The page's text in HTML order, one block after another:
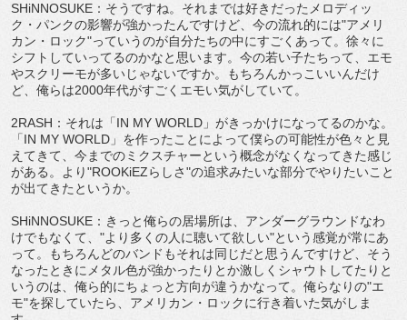
SHiNNOSUKE：そうですね。それまでは好きだったメロディッ
ク・パンクの影響が強かったんですけど、今の流れ的には"アメリ
カン・ロック"っていうのが自分たちの中にすごくあって。徐々に
シフトしていってるのかなと思います。今の若い子たちって、エモ
やスクリーモが多いじゃないですか。もちろんかっこいいんだけ
ど、俺らは2000年代がすごくエモい気がしていて。
2RASH：それは「IN MY WORLD」がきっかけになってるのかな。
「IN MY WORLD」を作ったことによって僕らの可能性が色々と見
えてきて、今までのミクスチャーという概念がなくなってきた感じ
がある。より"ROOKiEZらしさ"の追求みたいな部分でやりたいこと
が出てきたというか。
SHiNNOSUKE：きっと俺らの居場所は、アンダーグラウンドなわ
けでもなくて、"より多くの人に聴いて欲しい"という感覚が常にあ
って。もちろんどのバンドもそれは同じだと思うんですけど、そう
なったときにメタル色が強かったりとか激しくシャウトしてたりと
いうのは、俺ら的にちょっと方向が違うかなって。俺らなりの"エ
モ"を探していたら、アメリカン・ロックに行き着いた気がしま